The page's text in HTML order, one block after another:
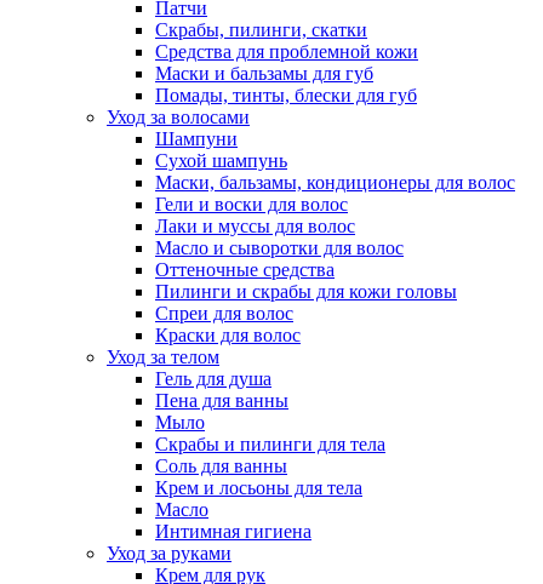
Патчи
Скрабы, пилинги, скатки
Средства для проблемной кожи
Маски и бальзамы для губ
Помады, тинты, блески для губ
Уход за волосами
Шампуни
Сухой шампунь
Маски, бальзамы, кондиционеры для волос
Гели и воски для волос
Лаки и муссы для волос
Масло и сыворотки для волос
Оттеночные средства
Пилинги и скрабы для кожи головы
Спреи для волос
Краски для волос
Уход за телом
Гель для душа
Пена для ванны
Мыло
Скрабы и пилинги для тела
Соль для ванны
Крем и лосьоны для тела
Масло
Интимная гигиена
Уход за руками
Крем для рук